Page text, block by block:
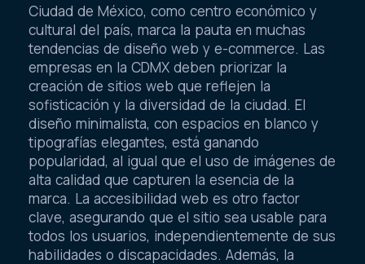
Ciudad de México, como centro económico y
cultural del país, marca la pauta en muchas
tendencias de diseño web y e-commerce. Las
empresas en la CDMX deben priorizar la
creación de sitios web que reflejen la
sofisticación y la diversidad de la ciudad. El
diseño minimalista, con espacios en blanco y
tipografías elegantes, está ganando
popularidad, al igual que el uso de imágenes de
alta calidad que capturen la esencia de la
marca. La accesibilidad web es otro factor
clave, asegurando que el sitio sea usable para
todos los usuarios, independientemente de sus
habilidades o discapacidades. Además, la